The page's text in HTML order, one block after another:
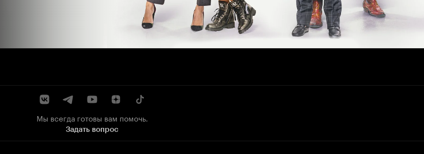
Мы всегда готовы вам помочь.
Задать вопрос